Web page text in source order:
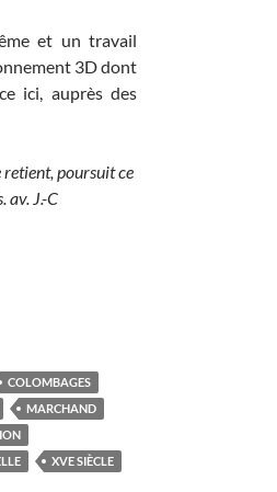
et un travail
3D dont
ici, auprès des
retient, poursuit ce
av. J.-C
COLOMBAGES
MARCHAND
XVE SIÈCLE